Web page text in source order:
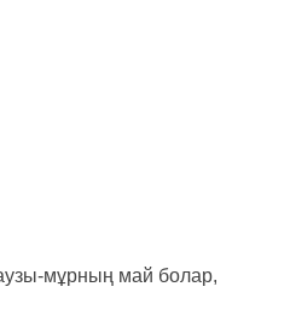
мұрның май болар,